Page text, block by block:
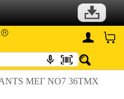
ΜΕΓ NO7 36ΤΜΧ